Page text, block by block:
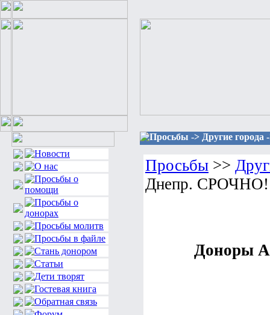
Просьбы -> Другие
Просьбы >>
Днепр. СРОЧНО!
Доноры